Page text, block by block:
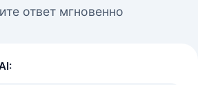
ответ мгновенно